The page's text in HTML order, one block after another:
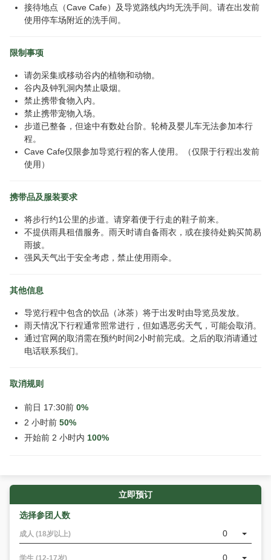
接待地点（Cave Cafe）及导览路线内均无洗手间。请在出发前
使用停车场附近的洗手间。
限制事项
请勿采集或移动谷内的植物和动物。
谷内及钟乳洞内禁止吸烟。
禁止携带食物入内。
禁止携带宠物入场。
步道已整备，但途中有数处台阶。轮椅及婴儿车无法参加本行
程。
Cave Cafe仅限参加导览行程的客人使用。（仅限于行程出发前
使用）
携带品及服装要求
将步行约1公里的步道。请穿着便于行走的鞋子前来。
不提供雨具租借服务。雨天时请自备雨衣，或在接待处购买简易
雨披。
强风天气出于安全考虑，禁止使用雨伞。
其他信息
导览行程中包含的饮品（冰茶）将于出发时由导览员发放。
雨天情况下行程通常照常进行，但如遇恶劣天气，可能会取消。
通过官网的取消需在预约时间2小时前完成。之后的取消请通过
电话联系我们。
取消规则
前日 17:30前 0%
2 小时前 50%
开始前 2 小时内 100%
立即预订
选择参团人数
成人 (18岁以上) 0
学生 (12-17岁) 0